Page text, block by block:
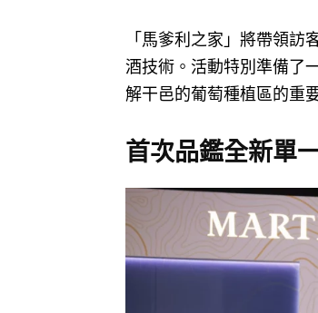
「馬爹利之家」將帶領
酒技術。活動特別準備了
解干邑的葡萄種植區的重
首次品鑑全新單